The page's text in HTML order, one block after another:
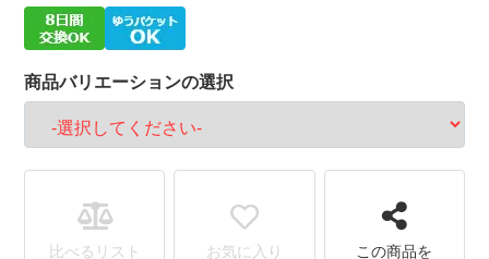
商品バリエーションの選択
比べるリスト
お気に入り
この商品を